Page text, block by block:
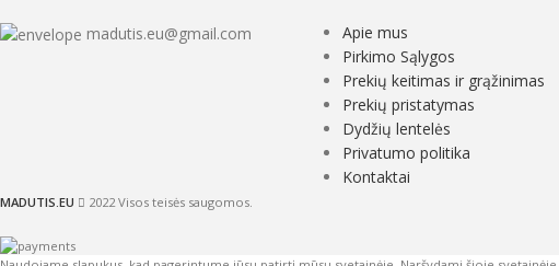
madutis.eu@gmail.com
Apie mus
Pirkimo Sąlygos
Prekių keitimas ir grąžinimas
Prekių pristatymas
Dydžių lentelės
Privatumo politika
Kontaktai
MADUTIS.EU 2022 Visos teisės saugomos.